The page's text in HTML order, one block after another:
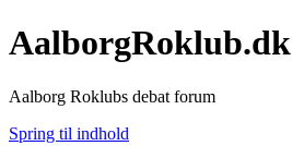
AalborgRoklub.dk
Aalborg Roklubs debat forum
Spring til indhold